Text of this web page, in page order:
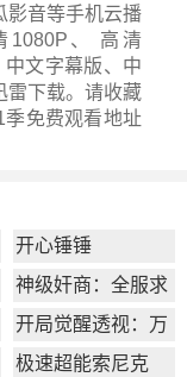
影音等手机云播
1080P、 高清
文字幕版、中
雷下载。请收藏
季免费观看地址
开心锤锤
神级奸商：全服求
我别薅了
开局觉醒透视：万
物皆透,我即无敌
极速超能索尼克